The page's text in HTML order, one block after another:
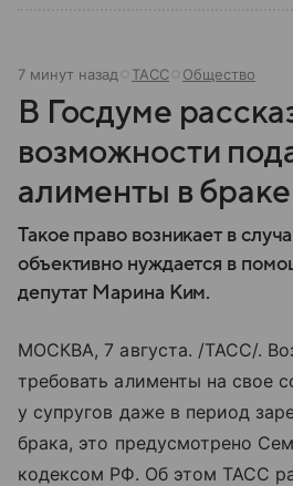
7 минут назад ТАСС Общество
В Госдуме
возможности
алименты в браке
Такое право возникает в
объективно нуждается в
депутат Марина Ким.
МОСКВА, 7 августа. /ТАСС/.
требовать алименты на свое
у супругов даже в период
брака, это предусмотрено
кодексом РФ. Об этом ТАСС